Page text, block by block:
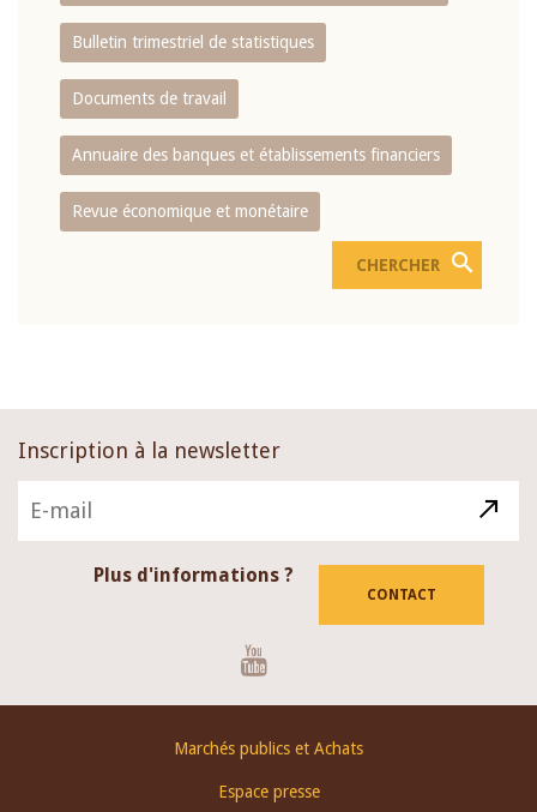
Bulletin trimestriel de statistiques
Documents de travail
Annuaire des banques et établissements financiers
Revue économique et monétaire
Inscription à la newsletter
Plus d'informations ?
CONTACT
Marchés publics et Achats
Espace presse